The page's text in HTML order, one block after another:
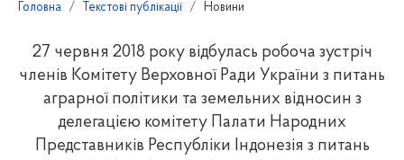
Головна Текстові публікації Новини
27 червня 2018 року відбулась робоча зустріч
членів Комітету Верховної Ради України з питань
аграрної політики та земельних відносин з
делегацією комітету Палати Народних
Представників Республіки Індонезія з питань